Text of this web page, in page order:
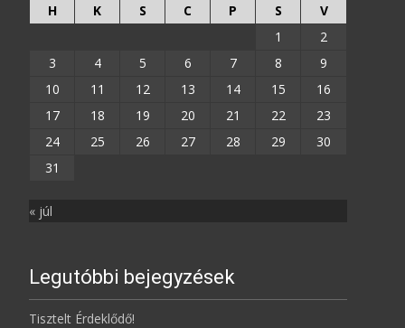
H
K S C P S
V
1
2
3
4 5 6 7 8
9
10
11 12 13 14 15
16
17
18 19 20 21 22
23
24
25 26 27 28 29
30
31
« júl
Legutóbbi bejegyzések
Tisztelt Érdeklődő!